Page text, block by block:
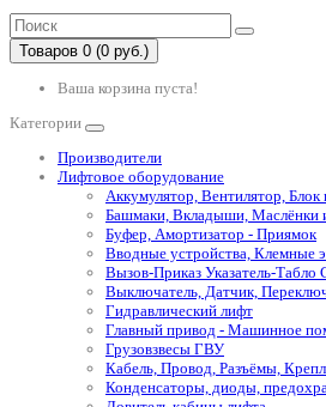
Товаров 0 (0 руб.)
Ваша корзина пуста!
Категории
Производители
Лифтовое оборудование
Аккумулятор, Вентилятор,
Башмаки, Вкладыши, Маслёнки
Буфер, Амортизатор - Приямок
Вводные устройства, Клемные
Вызов-Приказ Указатель-Табло
Выключатель, Датчик,
Гидравлический лифт
Главный привод - Машинное
Грузовзвесы ГВУ
Кабель, Провод, Разъёмы,
Конденсаторы, диоды,